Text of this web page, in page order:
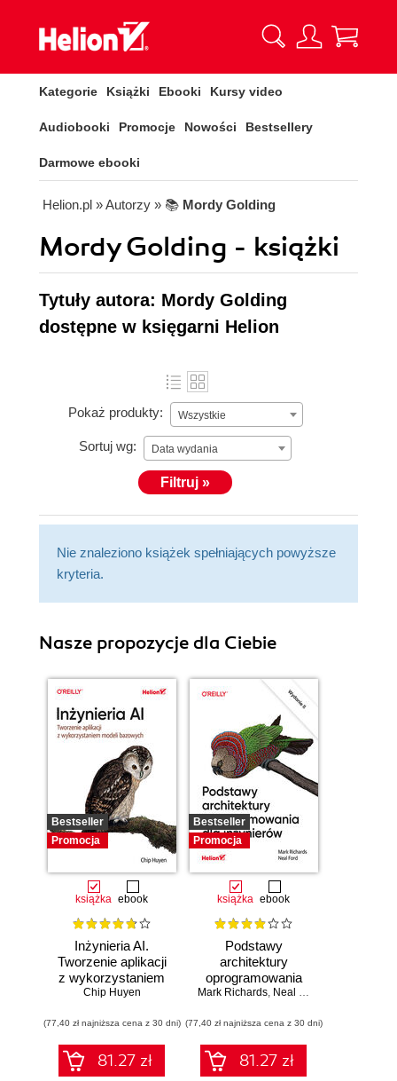
Kategorie Książki Ebooki Kursy video
Audiobooki Promocje Nowości Bestsellery
Darmowe ebooki
Helion.pl » Autorzy » 📚 Mordy Golding
Mordy Golding - książki
Tytuły autora: Mordy Golding
dostępne w księgarni Helion
Pokaż produkty: Wszystkie
Sortuj wg: Data wydania
Filtruj »
Nie znaleziono książek spełniających powyższe
kryteria.
Nasze propozycje dla Ciebie
Bestseller
Promocja
książka ebook
Inżynieria AI.
Tworzenie aplikacji
z wykorzystaniem
modeli bazowych
Chip Huyen
(77,40 zł najniższa cena z 30 dni)
81.27 zł
Bestseller
Promocja
książka ebook
Podstawy
architektury
oprogramowania
dla inżynierów.
Mark Richards, Neal Ford
(77,40 zł najniższa cena z 30 dni)
81.27 zł